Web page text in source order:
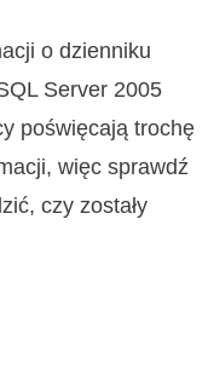
o dzienniku
Server 2005
poświęcają trochę
więc sprawdź
czy zostały